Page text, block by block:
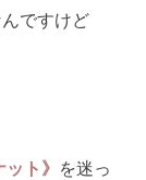
ですけど
ット》 を迷っ